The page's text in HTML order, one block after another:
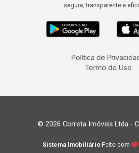
segura, transparente e
Política de
Termo de Uso
© 2026 Correta Imóveis Ltda -
Sistema Imobiliário Feito com